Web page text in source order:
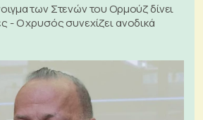
των Στενών του Ορμούζ δίνει
- Ο χρυσός συνεχίζει ανοδικά